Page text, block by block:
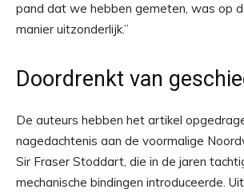
pand dat we hebben gemeten, was op
manier uitzonderlijk.”
Doordrenkt van
De auteurs hebben het artikel
nagedachtenis aan de voormalige
Sir Fraser Stoddart, die in de jaren
mechanische bindingen introduceerde.